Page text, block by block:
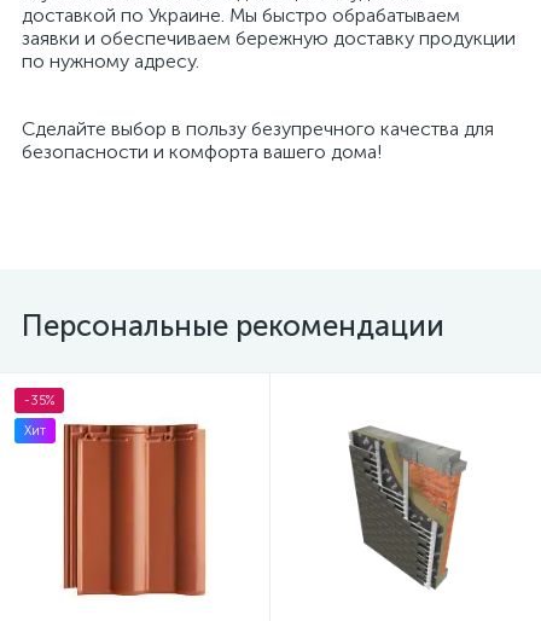
доставкой по Украине. Мы быстро обрабатываем
заявки и обеспечиваем бережную доставку продукции
по нужному адресу.
Сделайте выбор в пользу безупречного качества для
безопасности и комфорта вашего дома!
Персональные рекомендации
-35%
Хит